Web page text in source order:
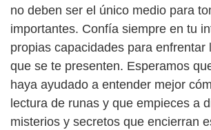
no deben ser el único medio para
importantes. Confía siempre en tu
propias capacidades para enfrentar
que se te presenten. Esperamos
haya ayudado a entender mejor
lectura de runas y que empieces a
misterios y secretos que encierran